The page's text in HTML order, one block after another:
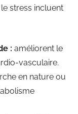
stress incluent
: améliorent le
vasculaire.
en nature ou